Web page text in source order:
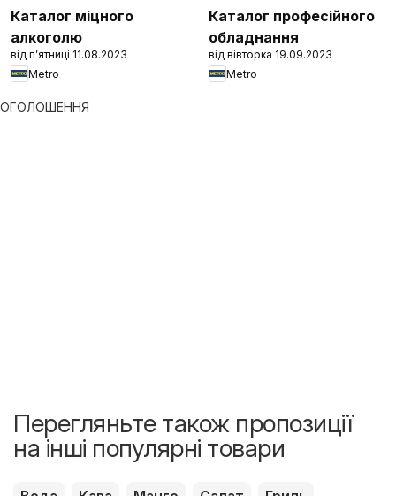
Каталог міцного
алкоголю
від п’ятниці 11.08.2023
Metro
Каталог професійного
обладнання
від вівторка 19.09.2023
Metro
ОГОЛОШЕННЯ
Перегляньте також пропозиції
на інші популярні товари